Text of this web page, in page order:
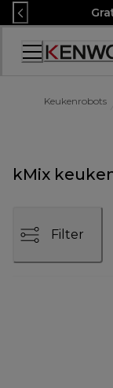
Skip
to
Content
Keukenrobots
kMix
Filter